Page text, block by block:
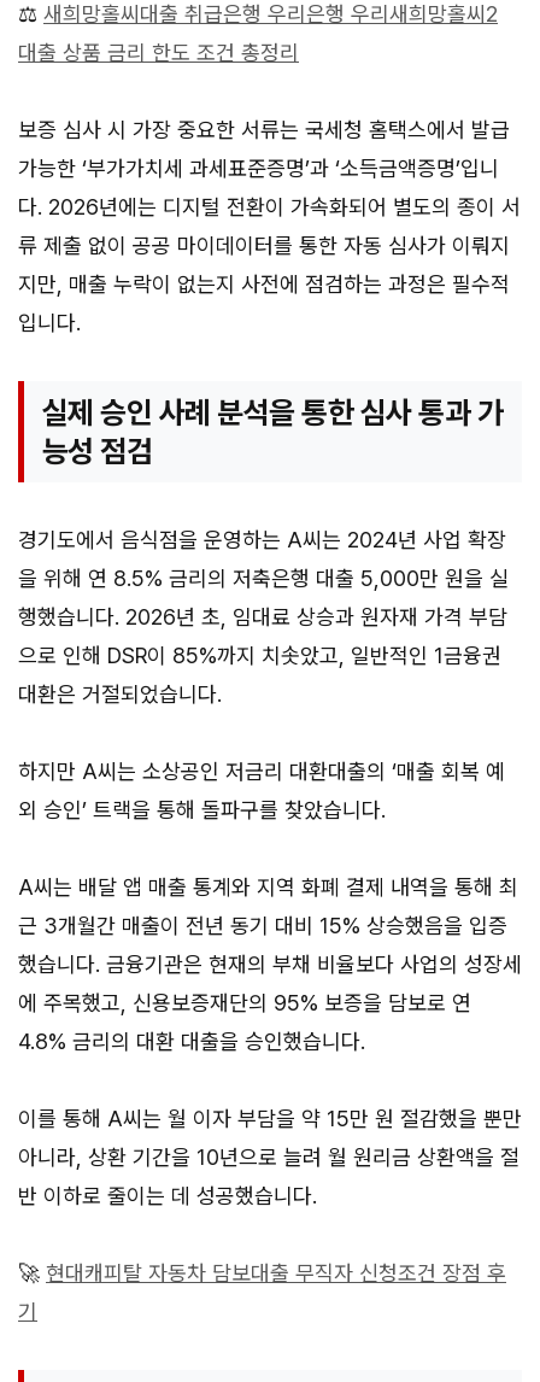
⚖️ 새희망홀씨대출 취급은행 우리은행 우리새희망홀씨2
대출 상품 금리 한도 조건 총정리
보증 심사 시 가장 중요한 서류는 국세청 홈택스에서 발급
가능한 ‘부가가치세 과세표준증명’과 ‘소득금액증명’입니
다. 2026년에는 디지털 전환이 가속화되어 별도의 종이 서
류 제출 없이 공공 마이데이터를 통한 자동 심사가 이뤄지
지만, 매출 누락이 없는지 사전에 점검하는 과정은 필수적
입니다.
실제 승인 사례 분석을 통한 심사 통과 가
능성 점검
경기도에서 음식점을 운영하는 A씨는 2024년 사업 확장
을 위해 연 8.5% 금리의 저축은행 대출 5,000만 원을 실
행했습니다. 2026년 초, 임대료 상승과 원자재 가격 부담
으로 인해 DSR이 85%까지 치솟았고, 일반적인 1금융권
대환은 거절되었습니다.
하지만 A씨는 소상공인 저금리 대환대출의 ‘매출 회복 예
외 승인’ 트랙을 통해 돌파구를 찾았습니다.
A씨는 배달 앱 매출 통계와 지역 화폐 결제 내역을 통해 최
근 3개월간 매출이 전년 동기 대비 15% 상승했음을 입증
했습니다. 금융기관은 현재의 부채 비율보다 사업의 성장세
에 주목했고, 신용보증재단의 95% 보증을 담보로 연
4.8% 금리의 대환 대출을 승인했습니다.
이를 통해 A씨는 월 이자 부담을 약 15만 원 절감했을 뿐만
아니라, 상환 기간을 10년으로 늘려 월 원리금 상환액을 절
반 이하로 줄이는 데 성공했습니다.
🚀 현대캐피탈 자동차 담보대출 무직자 신청조건 장점 후
기